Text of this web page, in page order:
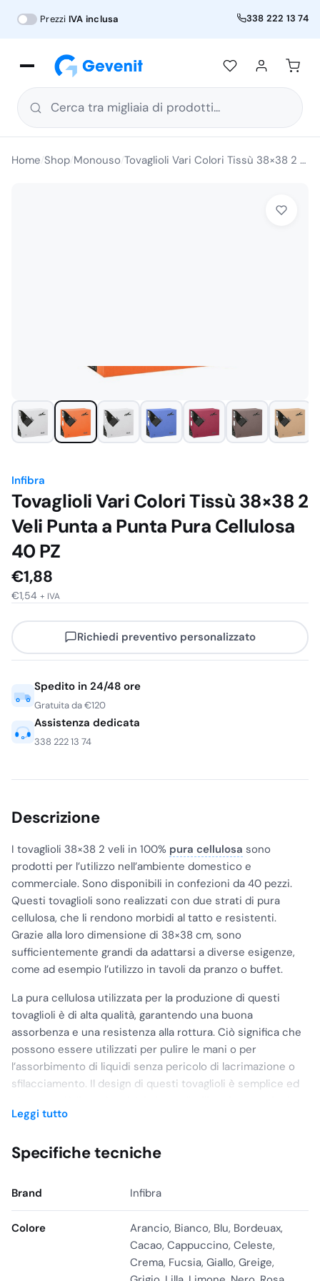
Prezzi IVA inclusa 338 222 13 74
Cerca tra migliaia di prodotti...
Home Shop Monouso Tovaglioli Vari Colori Tissù 38×38 2 Veli Punta a Punta Pura Cellulosa 40 PZ
Infibra
Tovaglioli Vari Colori Tissù 38×38 2
Veli Punta a Punta Pura Cellulosa
40 PZ
€1,88
€1,54 + IVA
Richiedi preventivo personalizzato
Spedito in 24/48 ore
Gratuita da €120
Assistenza dedicata
338 222 13 74
Descrizione
I tovaglioli 38×38 2 veli in 100% pura cellulosa sono
prodotti per l’utilizzo nell’ambiente domestico e
commerciale. Sono disponibili in confezioni da 40 pezzi.
Questi tovaglioli sono realizzati con due strati di pura
cellulosa, che li rendono morbidi al tatto e resistenti.
Grazie alla loro dimensione di 38×38 cm, sono
sufficientemente grandi da adattarsi a diverse esigenze,
come ad esempio l’utilizzo in tavoli da pranzo o buffet.
La pura cellulosa utilizzata per la produzione di questi
tovaglioli è di alta qualità, garantendo una buona
assorbenza e una resistenza alla rottura. Ciò significa che
possono essere utilizzati per pulire le mani o per
l’assorbimento di liquidi senza pericolo di lacrimazione o
sfilacciamento. Il design di questi tovaglioli è semplice ed
formali che casuali.
Essendo realizzati interamente in cellulosa, questi
tovaglioli sono anche biodegradabili e rispettosi
desiderano ridurre il proprio impatto ambientale. In
conclusione, offrono un’opzione pratica e di qualità per
l’utilizzo domestico e commerciale. Con la loro morbidezza,
resistenza e design elegante, sono ideali per aggiungere
un tocco di stile a qualsiasi tavola.
Leggi tutto
Specifiche tecniche
Brand Infibra
Colore
Arancio, Bianco, Blu, Bordeuax,
Cacao, Cappuccino, Celeste,
Crema, Fucsia, Giallo, Greige,